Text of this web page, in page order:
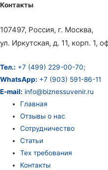
Контакты
107497, Россия, г. Москва,
ул. Иркутская, д. 11, корп. 1,
Тел.: +7 (499) 229-00-70;
WhatsApp: +7 (903) 591-86-11
E-mail: info@biznessuvenir.ru
Главная
Отзывы о нас
Сотрудничество
Статьи
Тех требования
Контакты